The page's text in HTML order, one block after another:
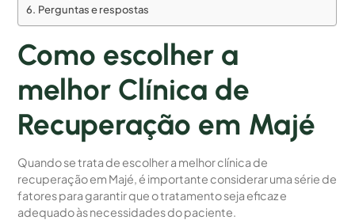
Perguntas e respostas
Como escolher a
melhor Clínica de
Recuperação em Majé
Quando se trata de escolher a melhor clínica de
recuperação em Majé, é importante considerar uma série de
fatores para garantir que o tratamento seja eficaz e
adequado às necessidades do paciente.